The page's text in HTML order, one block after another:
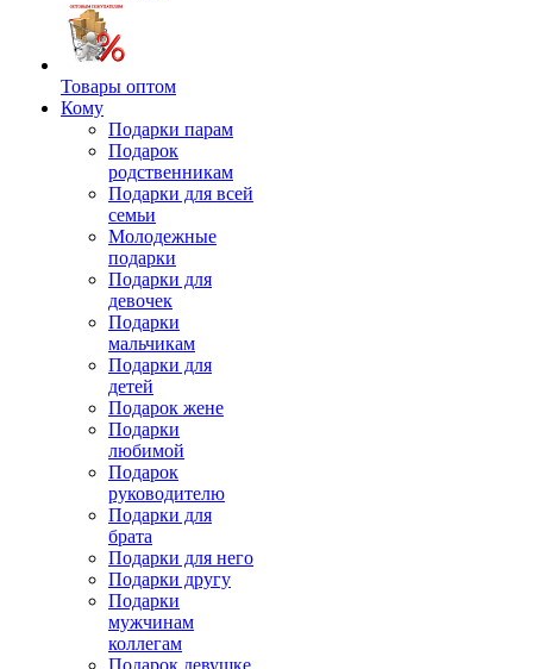
Товары оптом
Кому
Подарки парам
Подарок
родственникам
Подарки для всей
семьи
Молодежные
подарки
Подарки для
девочек
Подарки
мальчикам
Подарки для
детей
Подарок жене
Подарки
любимой
Подарок
руководителю
Подарки для
брата
Подарки для него
Подарки другу
Подарки
мужчинам
коллегам
Подарок девушке